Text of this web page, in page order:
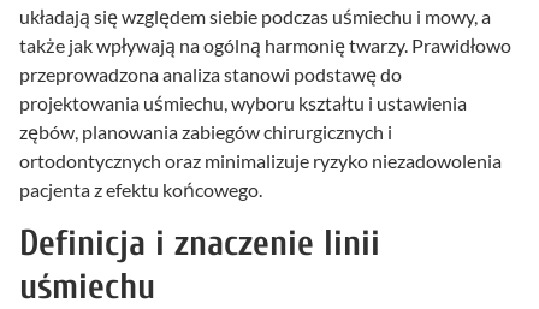
układają się względem siebie podczas uśmiechu i mowy, a
także jak wpływają na ogólną harmonię twarzy. Prawidłowo
przeprowadzona analiza stanowi podstawę do
projektowania uśmiechu, wyboru kształtu i ustawienia
zębów, planowania zabiegów chirurgicznych i
ortodontycznych oraz minimalizuje ryzyko niezadowolenia
pacjenta z efektu końcowego.
Definicja i znaczenie linii
uśmiechu